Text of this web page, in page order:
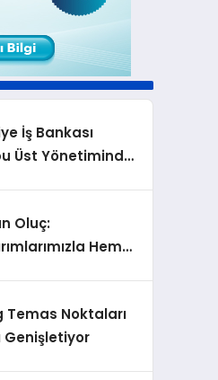
İş Bankası
Üst Yönetiminde
Oluç:
Hem
Temas Noktaları
Genişletiyor